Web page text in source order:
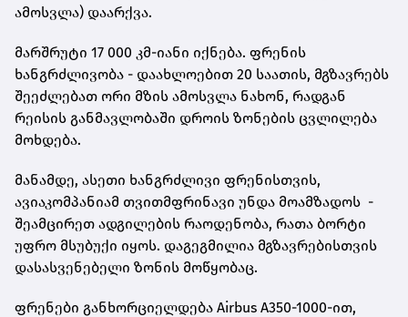
ამოსვლა) დაარქვა.
მარშრუტი 17 000 კმ-იანი იქნება. ფრენის
ხანგრძლივობა - დაახლოებით 20 საათის, მგზავრებს
შეეძლებათ ორი მზის ამოსვლა ნახონ, რადგან
რეისის განმავლობაში დროის ზონების ცვლილება
მოხდება.
მანამდე, ასეთი ხანგრძლივი ფრენისთვის,
ავიაკომპანიამ თვითმფრინავი უნდა მოამზადოს -
შეამცირეთ ადგილების რაოდენობა, რათა ბორტი
უფრო მსუბუქი იყოს. დაგეგმილია მგზავრებისთვის
დასასვენებელი ზონის მოწყობაც.
ფრენები განხორციელდება Airbus A350-1000-ით,